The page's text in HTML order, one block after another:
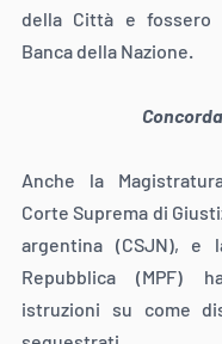
della Città e fossero
Banca della Nazione.
Anche la
Corte Suprema di
argentina (CSJN), e
Repubblica (MPF)
istruzioni su come